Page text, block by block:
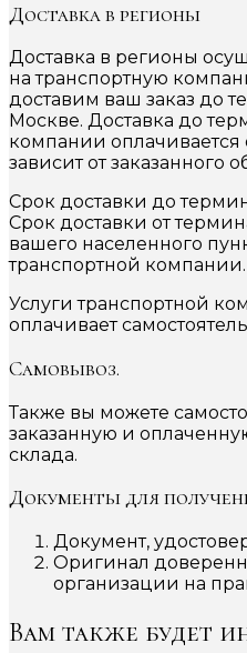
Доставка в регионы
Доставка в регионы
на транспортную
доставим ваш заказ до
Москве. Доставка до
компании оплачивается
зависит от заказанного
Срок доставки до
Срок доставки от
вашего населенного
транспортной компании.
Услуги транспортной
оплачивает
Самовывоз.
Также вы можете
заказанную и
склада.
Документы для
Документ,
Оригинал
организации на
Вам также будет